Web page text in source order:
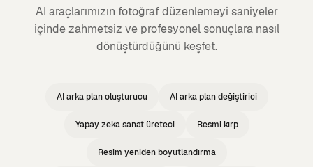
AI araçlarımızın fotoğraf düzenlemeyi saniyeler
içinde zahmetsiz ve profesyonel sonuçlara nasıl
dönüştürdüğünü keşfet.
AI arka plan oluşturucu AI arka plan değiştirici
Yapay zeka sanat üreteci Resmi kırp
Resim yeniden boyutlandırma